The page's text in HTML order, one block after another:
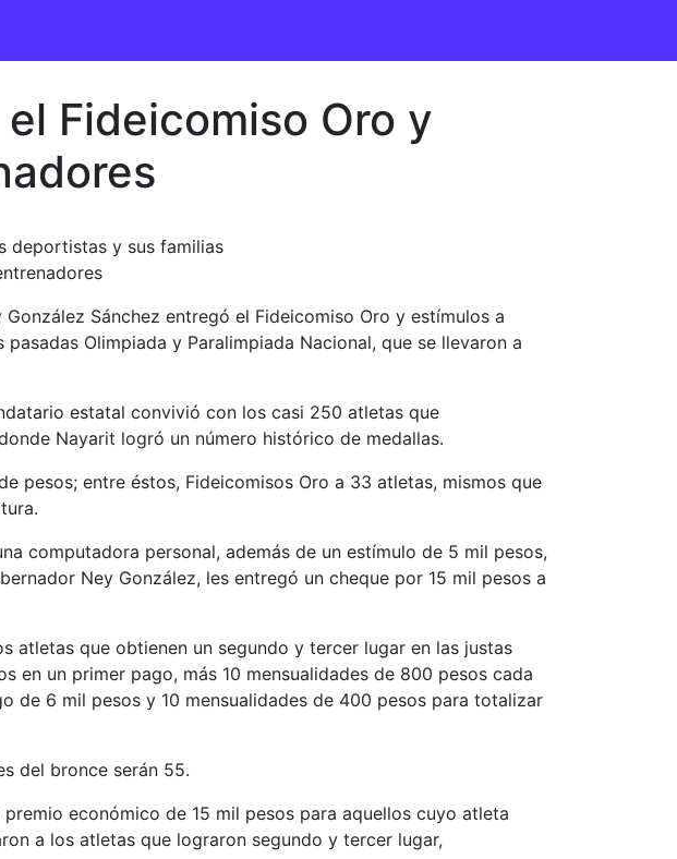
Fideicomiso Oro y
deportistas y sus familias
Sánchez entregó el Fideicomiso Oro y estímulos a
Olimpiada y Paralimpiada Nacional, que se llevaron a
estatal convivió con los casi 250 atletas que
Nayarit logró un número histórico de medallas.
pesos; entre éstos, Fideicomisos Oro a 33 atletas, mismos que
computadora personal, además de un estímulo de 5 mil pesos,
Ney González, les entregó un cheque por 15 mil pesos a
atletas que obtienen un segundo y tercer lugar en las justas
en un primer pago, más 10 mensualidades de 800 pesos cada
de 6 mil pesos y 10 mensualidades de 400 pesos para totalizar
del bronce serán 55.
económico de 15 mil pesos para aquellos cuyo atleta
a los atletas que lograron segundo y tercer lugar,